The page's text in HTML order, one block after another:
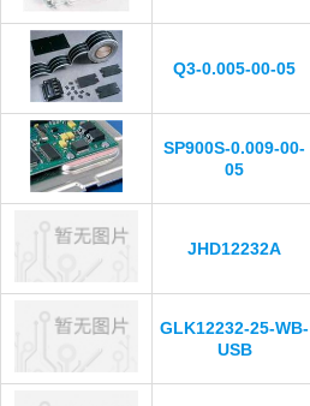
Q3-0.005-00-05
SP900S-0.009-00-
05
JHD12232A
GLK12232-25-WB-
USB